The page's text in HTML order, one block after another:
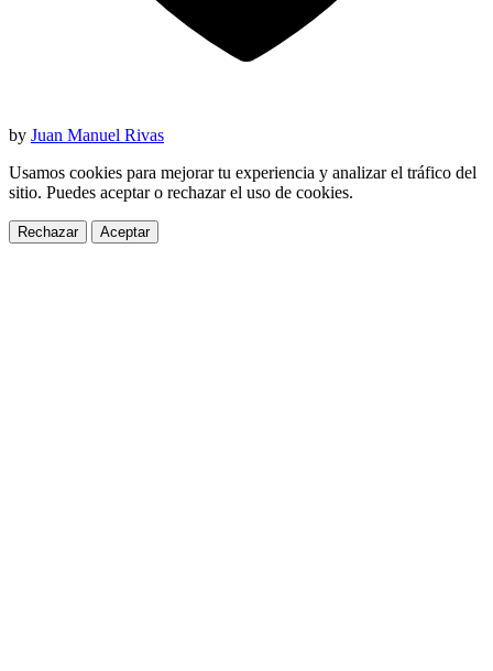
by Juan Manuel Rivas
Usamos cookies para mejorar tu experiencia y analizar el tráfico del
sitio. Puedes aceptar o rechazar el uso de cookies.
Rechazar Aceptar